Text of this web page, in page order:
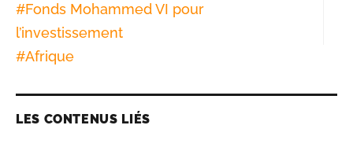
#Fonds Mohammed VI pour
l’investissement
#Afrique
LES CONTENUS LIÉS